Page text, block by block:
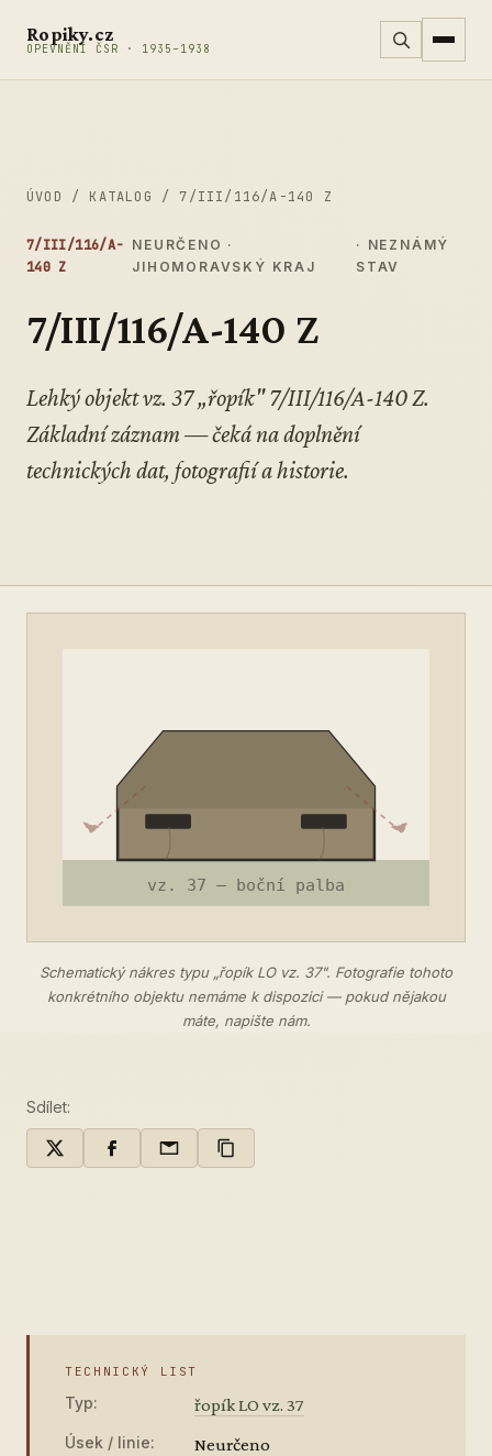
Ropiky.cz
OPEVNĚNÍ ČSR · 1935–1938
ÚVOD / KATALOG / 7/III/116/A-140 Z
7/III/116/A-
140 Z
NEURČENO ·
JIHOMORAVSKÝ KRAJ
· NEZNÁMÝ
STAV
7/III/116/A-140 Z
Lehký objekt vz. 37 „řopík" 7/III/116/A-140 Z.
Základní záznam — čeká na doplnění
technických dat, fotografií a historie.
Schematický nákres typu „řopík LO vz. 37". Fotografie tohoto
konkrétního objektu nemáme k dispozici — pokud nějakou
máte, napište nám.
Sdílet:
TECHNICKÝ LIST
Typ: řopík LO vz. 37
Úsek / linie: Neurčeno